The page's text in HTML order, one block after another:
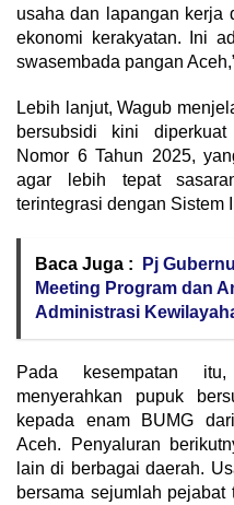
usaha dan lapangan kerja
ekonomi kerakyatan. Ini
swasembada pangan
Lebih lanjut, Wagub
bersubsidi kini
Nomor 6 Tahun 2025,
agar lebih tepat
terintegrasi dengan Sistem
Baca Juga :
Pj
Meeting Program dan
Administrasi
Pada kesempatan
menyerahkan pupuk
kepada enam BUMG
Aceh. Penyaluran
lain di berbagai daerah.
bersama sejumlah